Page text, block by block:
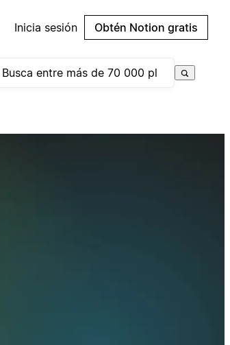
Inicia sesión Obtén Notion gratis